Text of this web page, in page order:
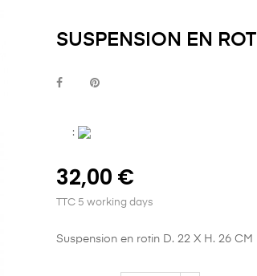
SUSPENSION EN
:
32,00 €
TTC 5 working days
Suspension en rotin D. 22 X H. 26 CM